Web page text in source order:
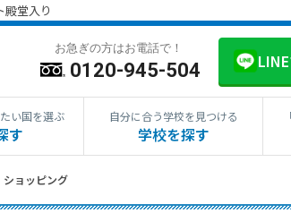
堂入り
お急ぎの方はお電話で！
0120-945-504
い国を選ぶ
す
自分に合う学校を見つける
学校を探す
ショッピング